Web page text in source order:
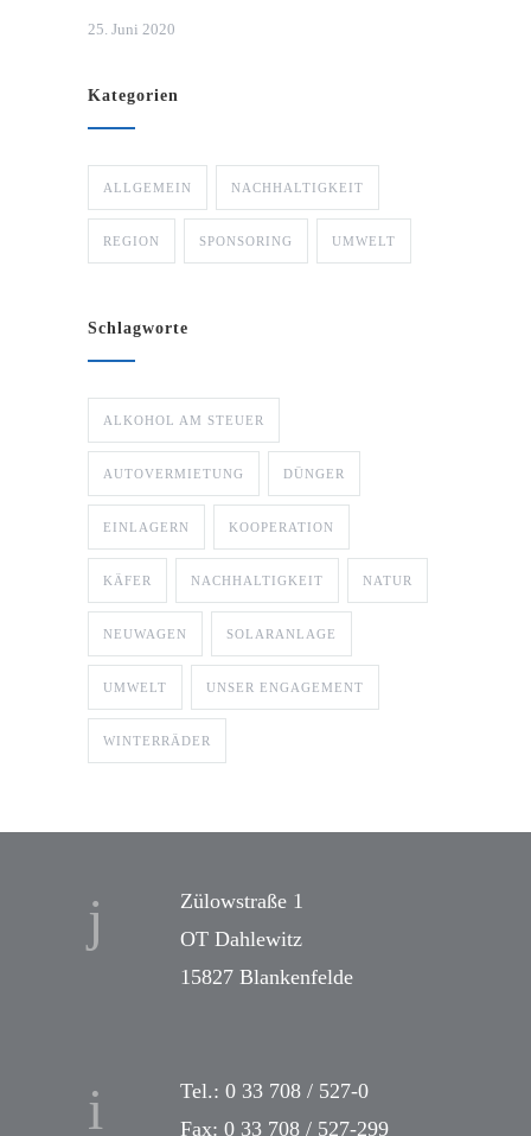
25. Juni 2020
Kategorien
ALLGEMEIN NACHHALTIGKEIT
REGION SPONSORING UMWELT
Schlagworte
ALKOHOL AM STEUER
AUTOVERMIETUNG DÜNGER
EINLAGERN KOOPERATION
KÄFER NACHHALTIGKEIT NATUR
NEUWAGEN SOLARANLAGE
UMWELT UNSER ENGAGEMENT
WINTERRÄDER
Zülowstraße 1
OT Dahlewitz
15827 Blankenfelde
Tel.: 0 33 708 / 527-0
Fax: 0 33 708 / 527-299